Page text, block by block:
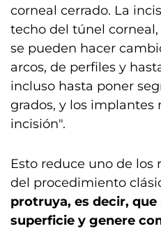
corneal cerrado. La
techo del túnel
se pueden hacer
arcos, de perfiles y
incluso hasta poner
grados, y los implantes
incisión".
Esto reduce uno de los
del procedimiento
protruya, es decir,
superficie y genere